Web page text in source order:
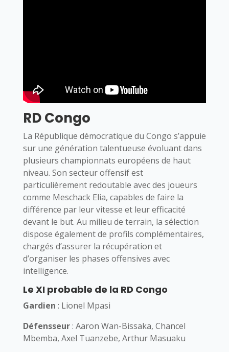
RD Congo
La République démocratique du Congo s’appuie
sur une génération talentueuse évoluant dans
plusieurs championnats européens de haut
niveau. Son secteur offensif est
particulièrement redoutable avec des joueurs
comme Meschack Elia, capables de faire la
différence par leur vitesse et leur efficacité
devant le but. Au milieu de terrain, la sélection
dispose également de profils complémentaires,
chargés d’assurer la récupération et
d’organiser les phases offensives avec
intelligence.
Le XI probable de la RD Congo
Gardien : Lionel Mpasi
Défensseur: Aaron Wan-Bissaka, Chancel
Mbemba, Axel Tuanzebe, Arthur Masuaku